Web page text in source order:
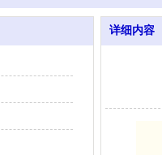
详细内容